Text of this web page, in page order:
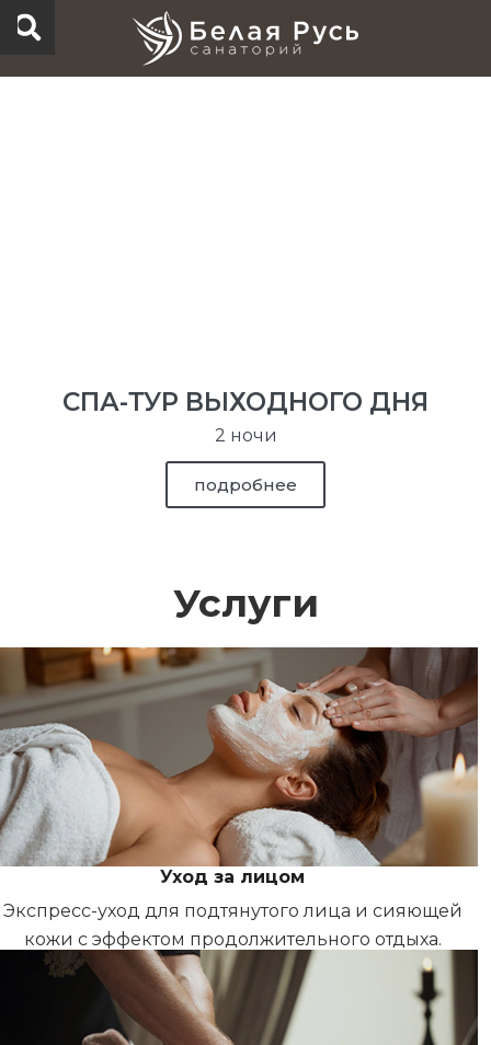
Перейти
СПА-ТУР ВЫХОДНОГО ДНЯ
2 ночи
подробнее
Услуги
Уход за лицом
Экспресс-уход для подтянутого лица и сияющей
кожи с эффектом продолжительного отдыха.